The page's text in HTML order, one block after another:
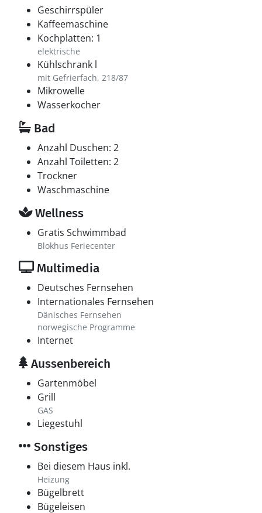
Geschirrspüler
Kaffeemaschine
Kochplatten: 1
elektrische
Kühlschrank l
mit Gefrierfach, 218/87
Mikrowelle
Wasserkocher
Bad
Anzahl Duschen: 2
Anzahl Toiletten: 2
Trockner
Waschmaschine
Wellness
Gratis Schwimmbad
Blokhus Feriecenter
Multimedia
Deutsches Fernsehen
Internationales Fernsehen
Dänisches Fernsehen
norwegische Programme
Internet
Aussenbereich
Gartenmöbel
Grill
GAS
Liegestuhl
Sonstiges
Bei diesem Haus inkl.
Heizung
Bügelbrett
Bügeleisen